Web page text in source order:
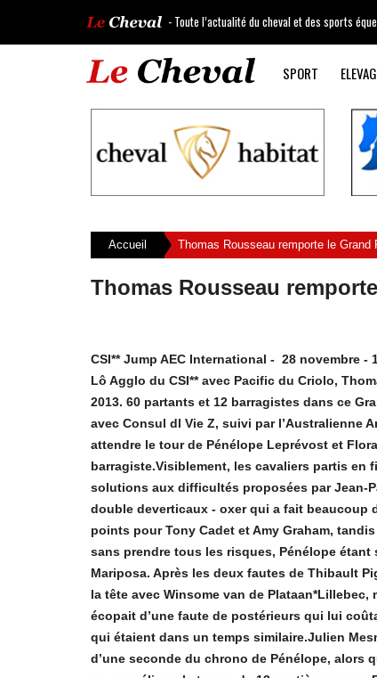
- Toute l’actualité du cheval et des sports
SPORT
Accueil Thomas Rousseau remporte le Grand
Thomas Rousseau
CSI** Jump AEC International - 28 novembre -
Lô Agglo du CSI** avec Pacific du Criolo,
2013. 60 partants et 12 barragistes dans ce
avec Consul dl Vie Z, suivi par l’Australienne
attendre le tour de Pénélope Leprévost et
barragiste.Visiblement, les cavaliers partis en
solutions aux difficultés proposées par Jean-
double deverticaux - oxer qui a fait beaucoup
points pour Tony Cadet et Amy Graham,
sans prendre tous les risques, Pénélope
Mariposa. Après les deux fautes de Thibault
la tête avec Winsome van de
écopait d’une faute de postérieurs qui lui
qui étaient dans un temps similaire.Julien
d’une seconde du chrono de Pénélope,